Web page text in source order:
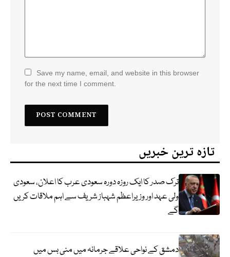
Save my name, email, and website in this browser
for the next time I comment.
تازہ ترین خبریں
ترک صدر کا ایک روزہ دورہ سعودی عرب کا اعلان، سعودی
ولی عہد اور وزیراعظم شہباز شریف سے اہم ملاقات کریں
گے
دمشق کے نواحی علاقے جرمانہ میں منی بس میں